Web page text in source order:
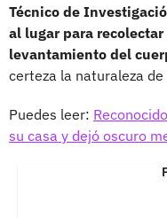
Técnico de
al lugar para
levantamiento del
certeza la naturaleza
Puedes leer:
su casa y dejó oscuro